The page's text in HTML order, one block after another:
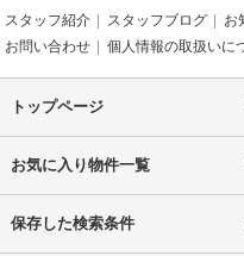
スタッフ紹介 スタッフブログ お
お問い合わせ
個人情報の取扱いに
トップページ
お気に入り物件一覧
保存した検索条件